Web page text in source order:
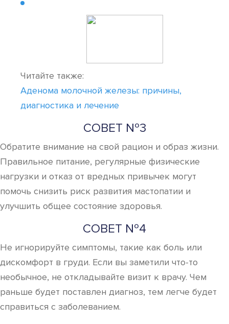
Читайте также:
Аденома молочной железы: причины,
диагностика и лечение
СОВЕТ №3
Обратите внимание на свой рацион и образ жизни.
Правильное питание, регулярные физические
нагрузки и отказ от вредных привычек могут
помочь снизить риск развития мастопатии и
улучшить общее состояние здоровья.
СОВЕТ №4
Не игнорируйте симптомы, такие как боль или
дискомфорт в груди. Если вы заметили что-то
необычное, не откладывайте визит к врачу. Чем
раньше будет поставлен диагноз, тем легче будет
справиться с заболеванием.